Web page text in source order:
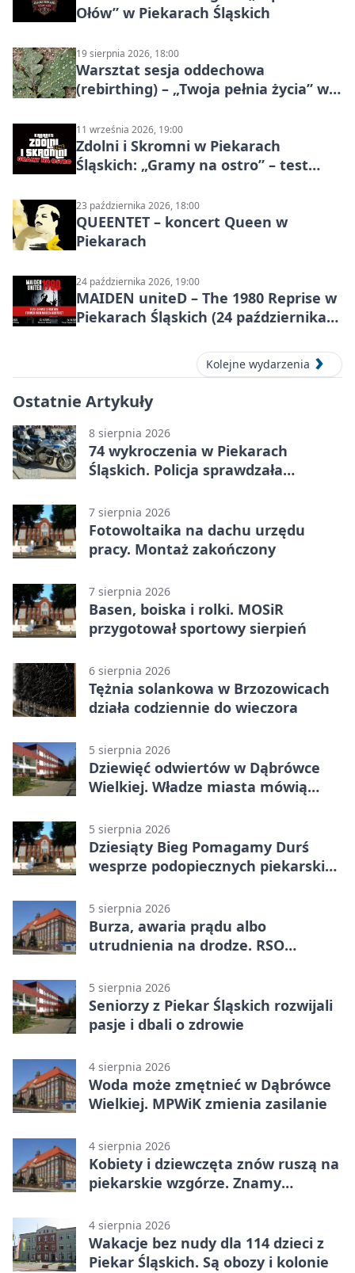
Ołów” w Piekarach Śląskich
19 sierpnia 2026, 18:00
Warsztat sesja oddechowa
(rebirthing) – „Twoja pełnia życia” w
11 września 2026, 19:00
Zdolni i Skromni w Piekarach
Śląskich: „Gramy na ostro” – test
23 października 2026, 18:00
QUEENTET – koncert Queen w
Piekarach
24 października 2026, 19:00
MAIDEN uniteD – The 1980 Reprise w
Piekarach Śląskich (24 października
Kolejne wydarzenia
Ostatnie Artykuły
8 sierpnia 2026
74 wykroczenia w Piekarach
Śląskich. Policja sprawdzała
7 sierpnia 2026
Fotowoltaika na dachu urzędu
pracy. Montaż zakończony
7 sierpnia 2026
Basen, boiska i rolki. MOSiR
przygotował sportowy sierpień
6 sierpnia 2026
Tężnia solankowa w Brzozowicach
działa codziennie do wieczora
5 sierpnia 2026
Dziewięć odwiertów w Dąbrówce
Wielkiej. Władze miasta mówią
5 sierpnia 2026
Dziesiąty Bieg Pomagamy Durś
wesprze podopiecznych piekarskich
5 sierpnia 2026
Burza, awaria prądu albo
utrudnienia na drodze. RSO
5 sierpnia 2026
Seniorzy z Piekar Śląskich rozwijali
pasje i dbali o zdrowie
4 sierpnia 2026
Woda może zmętnieć w Dąbrówce
Wielkiej. MPWiK zmienia zasilanie
4 sierpnia 2026
Kobiety i dziewczęta znów ruszą na
piekarskie wzgórze. Znamy
4 sierpnia 2026
Wakacje bez nudy dla 114 dzieci z
Piekar Śląskich. Są obozy i kolonie